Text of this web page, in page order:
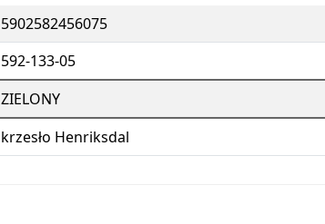
5902582456075
592-133-05
ZIELONY
krzesło Henriksdal